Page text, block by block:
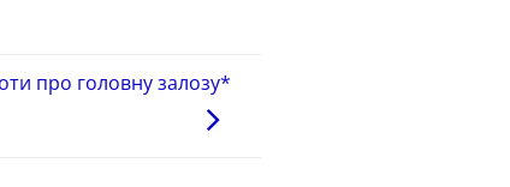
про головну залозу*